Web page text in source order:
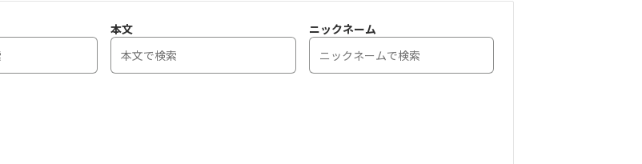
本文 ニックネーム